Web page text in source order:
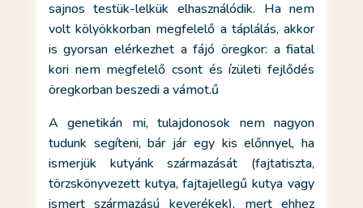
sajnos testük-lelkük elhasználódik. Ha nem
volt kölyökkorban megfelelő a táplálás, akkor
is gyorsan elérkezhet a fájó öregkor: a fiatal
kori nem megfelelő csont és ízületi fejlődés
öregkorban beszedi a vámot.ű
A genetikán mi, tulajdonosok nem nagyon
tudunk segíteni, bár jár egy kis előnnyel, ha
ismerjük kutyánk származását (fajtatiszta,
törzskönyvezett kutya, fajtajellegű kutya vagy
ismert származású keverékek), mert ehhez